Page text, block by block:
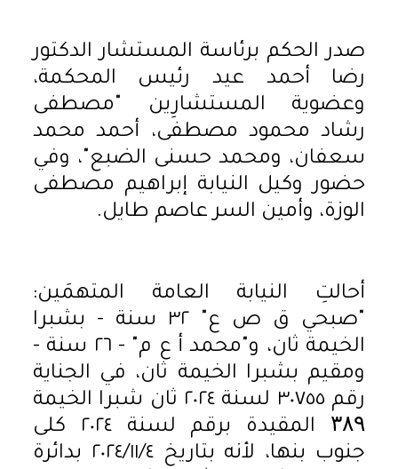
صدر الحكم برئاسة المستشار الدكتور
رضا أحمد عيد رئيس المحكمة،
وعضوية المستشارِين "مصطفى
رشاد محمود مصطفى، أحمد محمد
سعفان، ومحمد حسنى الضبع"، وفي
حضور وكيل النيابة إبراهيم مصطفى
الوزة، وأمين السر عاصم طايل.
أحالتِ النيابة العامة المتهمَين:
"صبحي ق ص ع" ٣٢ سنة - بشبرا
الخيمة ثان، و"محمد أ ع م" - ٢٦ سنة -
ومقيم بشبرا الخيمة ثان، في الجناية
رقم ٣٠٧٥٥ لسنة ٢٠٢٤ ثان شبرا الخيمة
۳۸۹ المقيدة برقم لسنة ٢٠٢٤ كلى
جنوب بنها، لأنه بتاريخ ٢٠٢٤/١١/٤ بدائرة